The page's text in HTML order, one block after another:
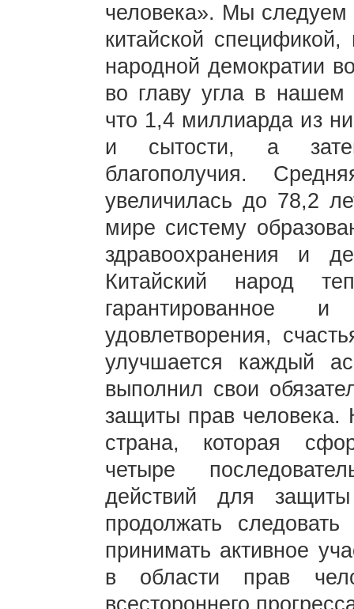
человека». Мы следуем
китайской
народной демократии
во главу угла в нашем
что 1,4 миллиарда из
и сытости, а затем
благополучия.
увеличилась до 78,2
мире систему
здравоохранения и
Китайский народ
гарантированное и
удовлетворения,
улучшается каждый
выполнил свои
защиты прав человека.
страна, которая
четыре
действий для
продолжать
принимать активное
в области прав
всестороннего